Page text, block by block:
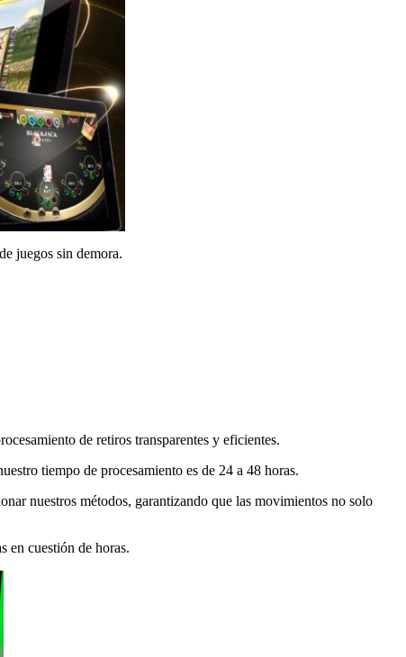
juegos sin demora.
de retiros transparentes y eficientes.
tiempo de procesamiento es de 24 a 48 horas.
nuestros métodos, garantizando que las movimientos no solo
en cuestión de horas.